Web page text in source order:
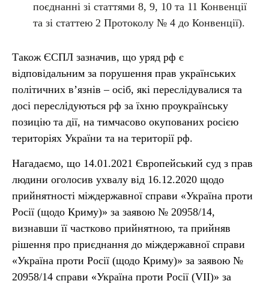
поєднанні зі статтями 8, 9, 10 та 11 Конвенції
та зі статтею 2 Протоколу № 4 до Конвенції).
Також ЄСПЛ зазначив, що уряд рф є
відповідальним за порушення прав українських
політичних в’язнів – осіб, які переслідувалися та
досі переслідуються рф за їхню проукраїнську
позицію та дії, на тимчасово окупованих росією
територіях України та на території рф.
Нагадаємо, що 14.01.2021 Європейський суд з прав
людини оголосив ухвалу від 16.12.2020 щодо
прийнятності міждержавної справи «Україна проти
Росії (щодо Криму)» за заявою № 20958/14,
визнавши її частково прийнятною, та прийняв
рішення про приєднання до міждержавної справи
«Україна проти Росії (щодо Криму)» за заявою №
20958/14 справи «Україна проти Росії (VII)» за